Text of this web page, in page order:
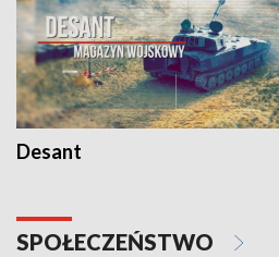
Desant
SPOŁECZEŃSTWO